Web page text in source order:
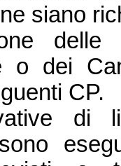
siano
o dei
CP.
di
sono